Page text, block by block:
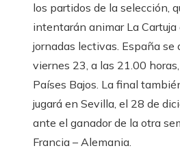
los partidos de la selección,
intentarán animar La Cartuja
jornadas lectivas. España se
viernes 23, a las 21.00
Países Bajos. La final
jugará en Sevilla, el 28 de
ante el ganador de la otra
Francia – Alemania.